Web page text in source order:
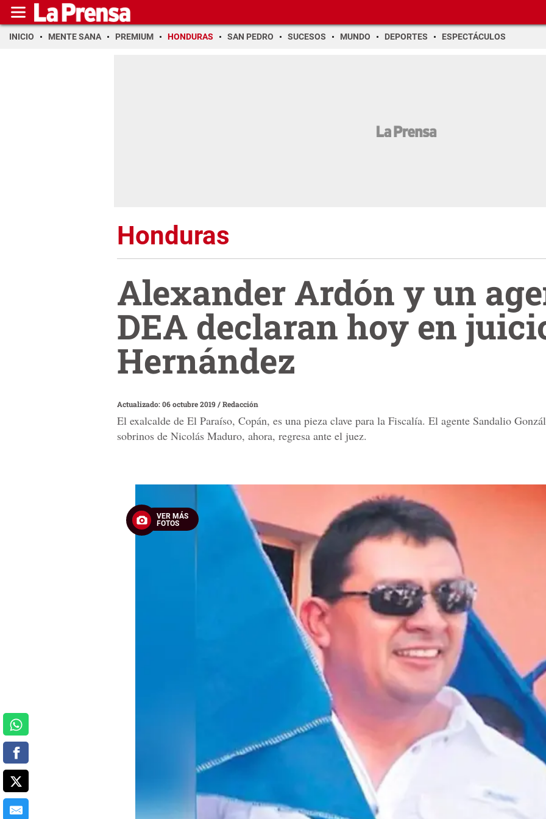
INICIO MENTE SANA PREMIUM HONDURAS SAN PEDRO SUCESOS MUNDO DEPORTES ESPECTÁCULOS
Honduras
Alexander Ardón y un
DEA declaran hoy en
Hernández
Actualizado: 06 octubre 2019/Redacción
El exalcalde de El Paraíso, Copán, es una pieza clave para la Fiscalía. El agente Sandalio
sobrinos de Nicolás Maduro, ahora, regresa ante el juez.
VER MÁS
FOTOS